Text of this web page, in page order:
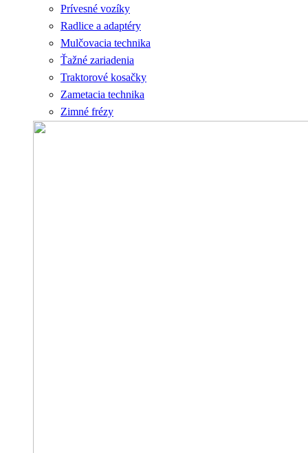
Prívesné vozíky
Radlice a adaptéry
Mulčovacia technika
Ťažné zariadenia
Traktorové kosačky
Zametacia technika
Zimné frézy